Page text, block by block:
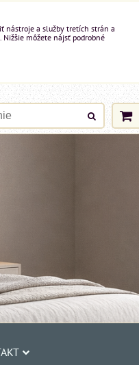
nástroje a služby tretích strán a
môžete nájsť podrobné